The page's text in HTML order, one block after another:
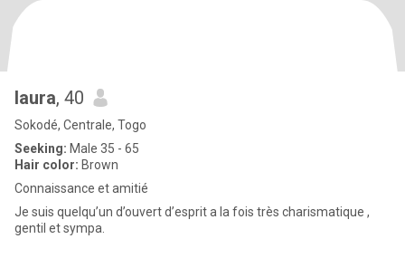
laura, 40
Sokodé, Centrale, Togo
Seeking: Male 35 - 65
Hair color: Brown
Connaissance et amitié
Je suis quelqu’un d’ouvert d’esprit a la fois très charismatique ,
gentil et sympa.